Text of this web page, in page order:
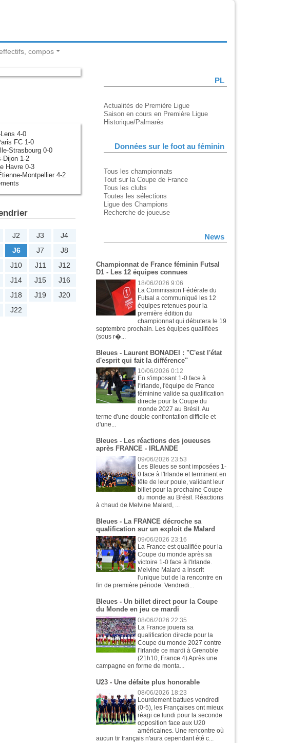
compos
4-0
FC 1-0
Strasbourg 0-0
Dijon 1-2
Havre 0-3
Montpellier 4-2
J2 J3
J4
J6 J7
J8
J10 J11
J12
J14 J15
J16
J18 J19
J20
J22
PL
Actualités de Première Ligue
Saison en cours en Première Ligue
Historique/Palmarès
Données sur le foot au féminin
Tous les championnats
Tout sur la Coupe de France
Tous les clubs
Toutes les sélections
Ligue des Champions
Recherche de joueuse
News
Championnat de France féminin Futsal
D1 - Les 12 équipes connues
18/06/2026 9:06
La Commission Fédérale du
Futsal a communiqué les 12
équipes retenues pour la
première édition du
championnat qui débutera le 19
septembre prochain. Les équipes qualifiées
(sous r�...
Bleues - Laurent BONADEI : "C'est l'état
d'esprit qui fait la différence"
10/06/2026 0:12
En s'imposant 1-0 face à
l'Irlande, l'équipe de France
féminine valide sa qualification
directe pour la Coupe du
monde 2027 au Brésil. Au
terme d'une double confrontation difficile et
d'une...
Bleues - Les réactions des joueuses
après FRANCE - IRLANDE
09/06/2026 23:53
Les Bleues se sont imposées 1-
0 face à l'Irlande et terminent en
tête de leur poule, validant leur
billet pour la prochaine Coupe
du monde au Brésil. Réactions
à chaud de Melvine Malard, ...
Bleues - La FRANCE décroche sa
qualification sur un exploit de Malard
09/06/2026 23:16
La France est qualifiée pour la
Coupe du monde après sa
victoire 1-0 face à l'Irlande.
Melvine Malard a inscrit
l'unique but de la rencontre en
fin de première période. Vendredi...
Bleues - Un billet direct pour la Coupe
du Monde en jeu ce mardi
08/06/2026 22:35
La France jouera sa
qualification directe pour la
Coupe du monde 2027 contre
l'Irlande ce mardi à Grenoble
(21h10, France 4) Après une
campagne en forme de monta...
U23 - Une défaite plus honorable
08/06/2026 18:23
Lourdement battues vendredi
(0-5), les Françaises ont mieux
réagi ce lundi pour la seconde
opposition face aux U20
américaines. Une rencontre où
aucun tir français n'aura cependant été c...